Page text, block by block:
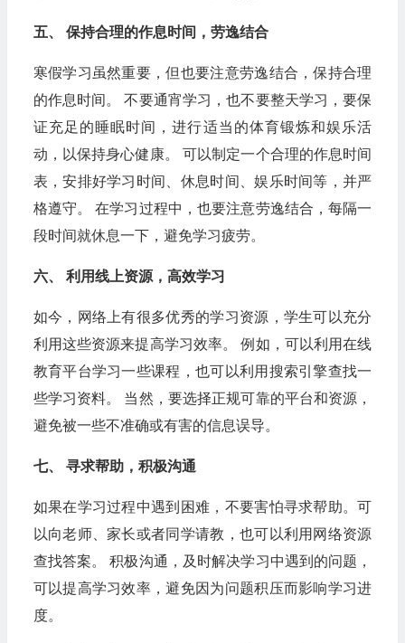
五、 保持合理的作息时间，劳逸结合
寒假学习虽然重要，但也要注意劳逸结合，保持合理
的作息时间。 不要通宵学习，也不要整天学习，要保
证充足的睡眠时间，进行适当的体育锻炼和娱乐活
动，以保持身心健康。 可以制定一个合理的作息时间
表，安排好学习时间、休息时间、娱乐时间等，并严
格遵守。 在学习过程中，也要注意劳逸结合，每隔一
段时间就休息一下，避免学习疲劳。
六、 利用线上资源，高效学习
如今，网络上有很多优秀的学习资源，学生可以充分
利用这些资源来提高学习效率。 例如，可以利用在线
教育平台学习一些课程，也可以利用搜索引擎查找一
些学习资料。 当然，要选择正规可靠的平台和资源，
避免被一些不准确或有害的信息误导。
七、 寻求帮助，积极沟通
如果在学习过程中遇到困难，不要害怕寻求帮助。可
以向老师、家长或者同学请教，也可以利用网络资源
查找答案。 积极沟通，及时解决学习中遇到的问题，
可以提高学习效率，避免因为问题积压而影响学习进
度。